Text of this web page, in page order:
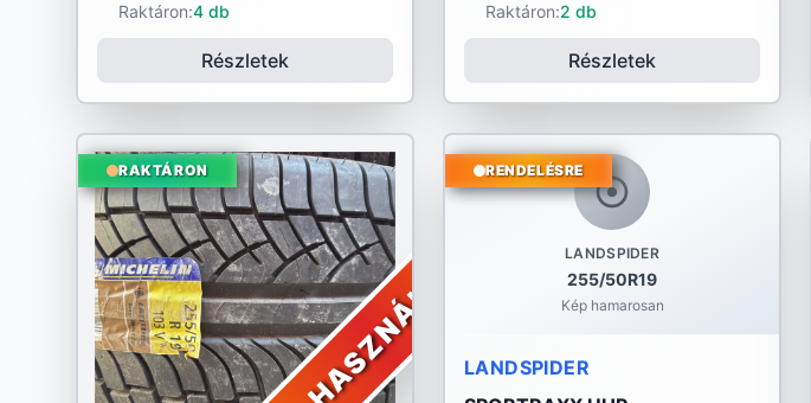
Raktáron:4 db
Részletek
Raktáron:2 db
Részletek
HASZNÁLT
RAKTÁRON
LANDSPIDER
255/50R19
Kép hamarosan
RENDELÉSRE
LANDSPIDER